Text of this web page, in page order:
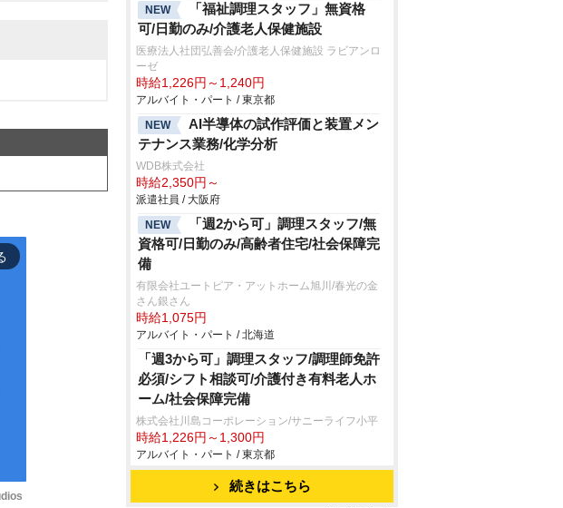
NEW
「福祉調理スタッフ」無資格
可/日勤のみ/介護老人保健施設
医療法人社団弘善会/介護老人保健施設 ラビアンロ
ーゼ
時給1,226円～1,240円
アルバイト・パート / 東京都
NEW
AI半導体の試作評価と装置メン
テナンス業務/化学分析
WDB株式会社
時給2,350円～
派遣社員 / 大阪府
NEW
「週2から可」調理スタッフ/無
資格可/日勤のみ/高齢者住宅/社会保障完
備
有限会社ユートピア・アットホーム旭川/春光の金
さん銀さん
時給1,075円
アルバイト・パート / 北海道
「週3から可」調理スタッフ/調理師免許
必須/シフト相談可/介護付き有料老人ホ
ーム/社会保障完備
株式会社川島コーポレーション/サニーライフ小平
時給1,226円～1,300円
アルバイト・パート / 東京都
続きはこちら